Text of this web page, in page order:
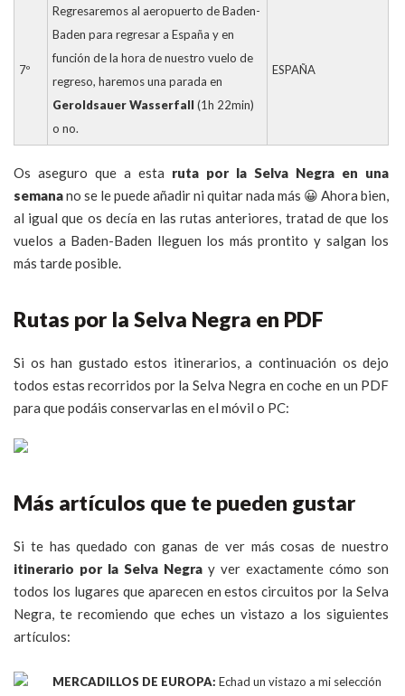
7º
Regresaremos al aeropuerto de Baden-
Baden para regresar a España y en
función de la hora de nuestro vuelo de
regreso, haremos una parada en
Geroldsauer Wasserfall (1h 22min)
o no.
ESPAÑA
Os aseguro que a esta ruta por la Selva Negra en una
semanano se le puede añadir ni quitar nada más 😀 Ahora bien,
al igual que os decía en las rutas anteriores, tratad de que los
vuelos a Baden-Baden lleguen los más prontito y salgan los
más tarde posible.
Rutas por la Selva Negra en PDF
Si os han gustado estos itinerarios, a continuación os dejo
todos estas recorridos por la Selva Negra en coche en un PDF
para que podáis conservarlas en el móvil o PC:
Más artículos que te pueden gustar
Si te has quedado con ganas de ver más cosas de nuestro
itinerario por la Selva Negra y ver exactamente cómo son
todos los lugares que aparecen en estos circuitos por la Selva
Negra, te recomiendo que eches un vistazo a los siguientes
artículos:
MERCADILLOS DE EUROPA: Echad un vistazo a mi selección